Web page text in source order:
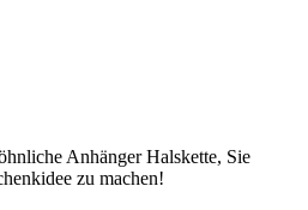
Anhänger Halskette, Sie
zu machen!